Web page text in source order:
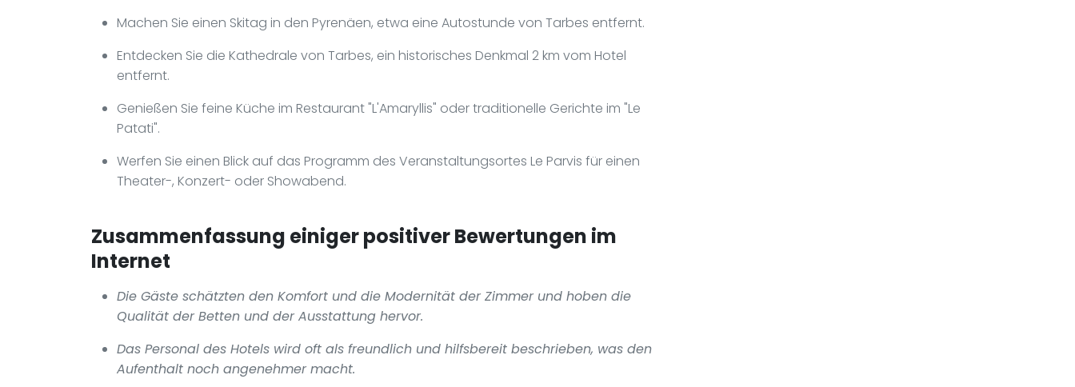
Machen Sie einen Skitag in den Pyrenäen, etwa eine Autostunde von Tarbes entfernt.
Entdecken Sie die Kathedrale von Tarbes, ein historisches Denkmal 2 km vom Hotel
entfernt.
Genießen Sie feine Küche im Restaurant "L'Amaryllis" oder traditionelle Gerichte im "Le
Patati".
Werfen Sie einen Blick auf das Programm des Veranstaltungsortes Le Parvis für einen
Theater-, Konzert- oder Showabend.
Zusammenfassung einiger positiver Bewertungen im
Internet
Die Gäste schätzten den Komfort und die Modernität der Zimmer und hoben die
Qualität der Betten und der Ausstattung hervor.
Das Personal des Hotels wird oft als freundlich und hilfsbereit beschrieben, was den
Aufenthalt noch angenehmer macht.